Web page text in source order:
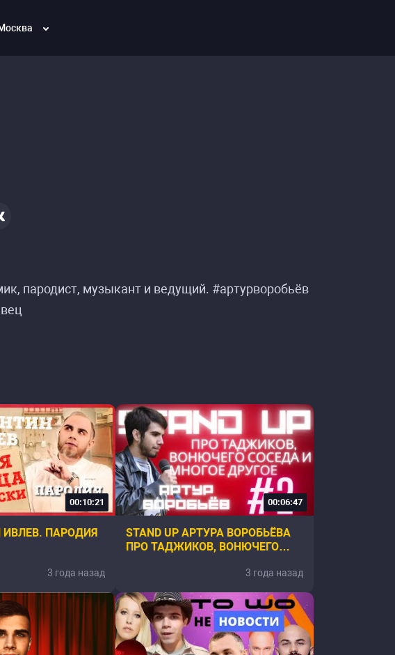
пародист, музыкант и ведущий. #артурворобьёв
00:10:21
ИВЛЕВ. ПАРОДИЯ
3 года назад
00:06:47
STAND UP АРТУРА ВОРОБЬЁВА
ПРО ТАДЖИКОВ, ВОНЮЧЕГО
3 года назад